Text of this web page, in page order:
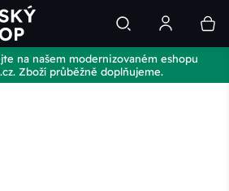
na našem modernizovaném eshopu
Zboží průběžně doplňujeme.